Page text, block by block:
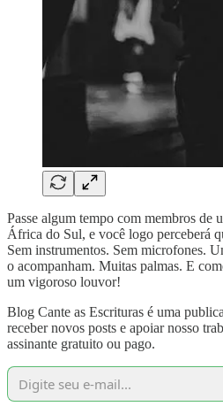
Passe algum tempo com membros de
África do Sul, e você logo perceberá
Sem instrumentos. Sem microfones.
o acompanham. Muitas palmas. E
um vigoroso louvor!
Blog Cante as Escrituras é uma
receber novos posts e apoiar nosso
assinante gratuito ou pago.